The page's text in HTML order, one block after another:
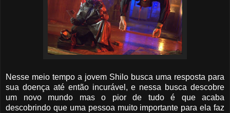
Nesse meio tempo a jovem Shilo busca uma resposta para
sua doença até então incurável, e nessa busca descobre
um novo mundo mas o pior de tudo é que acaba
descobrindo que uma pessoa muito importante para ela faz